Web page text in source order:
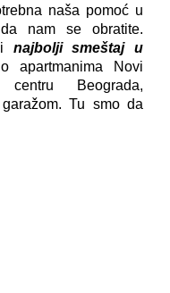
naša pomoć u
nam se obratite.
najbolji smeštaj u
Novi
Beograda,
Tu smo da